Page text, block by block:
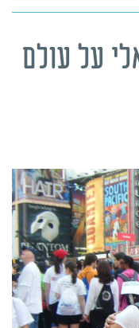
על עולם